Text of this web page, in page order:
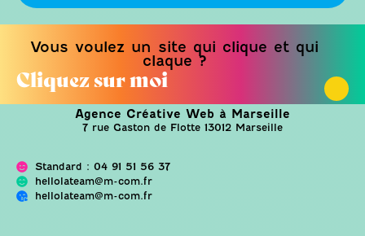
Vous voulez un site qui clique et qui
claque ?
Cliquez sur moi
Agence Créative Web à Marseille
7 rue Gaston de Flotte 13012 Marseille
Standard : 04 91 51 56 37
hellolateam@m-com.fr
hellolateam@m-com.fr